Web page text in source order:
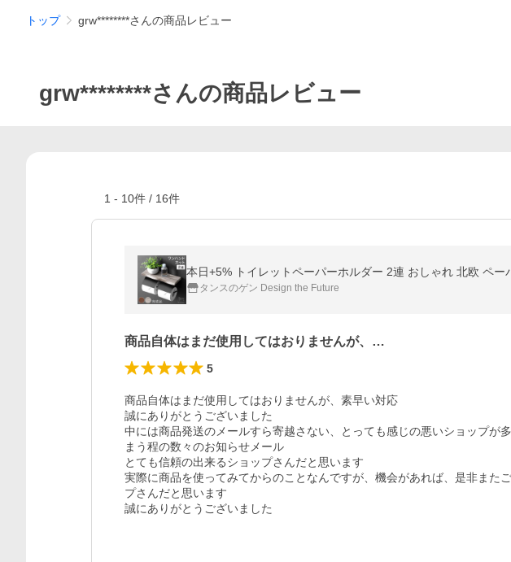
トップ grw********さんの商品レビュー
grw********さんの商品レビュー
1 - 10件 / 16件
本日+5% トイレットペーパーホルダー 2連 おしゃれ 北欧 ペ
タンスのゲン Design the Future
商品自体はまだ使用してはおりませんが、…
5
商品自体はまだ使用してはおりませんが、素早い対応
誠にありがとうございました
中には商品発送のメールすら寄越さない、とっても感じの悪いショップが
まう程の数々のお知らせメール
とても信頼の出来るショップさんだと思います
実際に商品を使ってみてからのことなんですが、機会があれば、是非また
プさんだと思います
誠にありがとうございました